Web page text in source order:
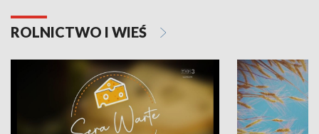
ROLNICTWO I WIEŚ